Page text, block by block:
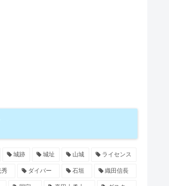
城跡 城址 山城 ライセンス
秀 ダイバー 石垣 織田信長